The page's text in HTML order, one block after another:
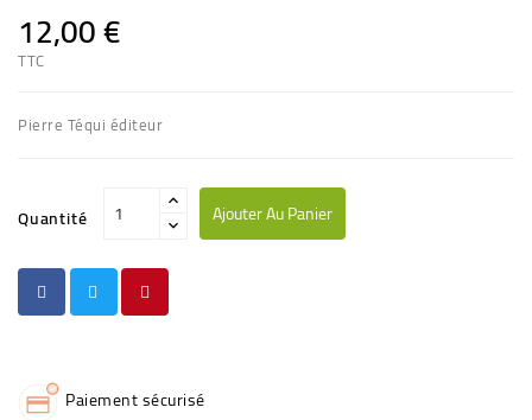
12,00 €
TTC
Pierre Téqui éditeur
Quantité Ajouter Au Panier
Paiement sécurisé